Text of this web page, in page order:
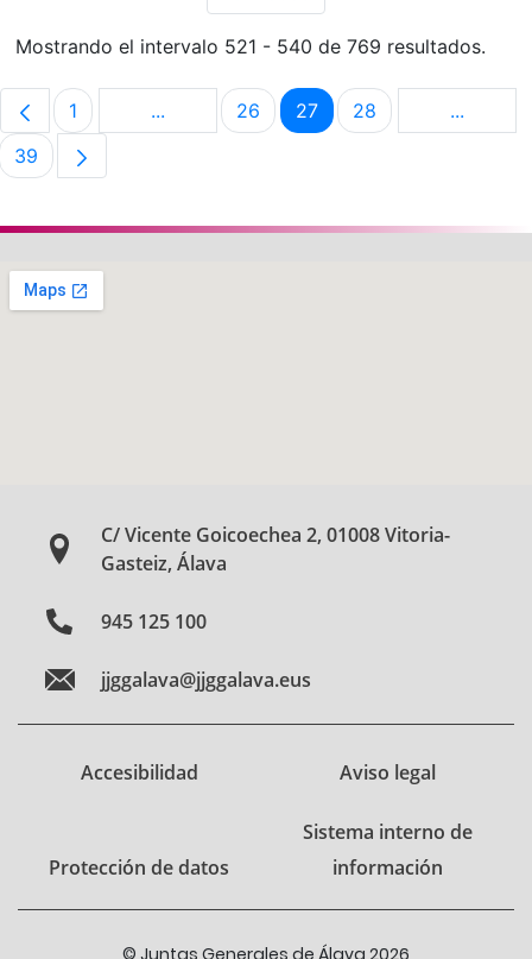
Mostrando el intervalo 521 - 540 de 769 resultados.
Página
1 ...Páginas intermedias Use TAB para
Página
26 Página
27 Página
28 ...
Página
39
C/ Vicente Goicoechea 2, 01008 Vitoria-
Gasteiz, Álava
945 125 100
jjggalava@jjggalava.eus
Accesibilidad Aviso legal
Protección de datos
Sistema interno de
información